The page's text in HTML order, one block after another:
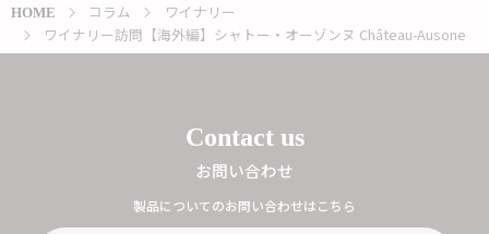
HOME コラム
ワイナリー
ワイナリー訪問【海外編】シャトー・オーゾンヌ Château-Ausone
Contact us
お問い合わせ
製品についてのお問い合わせはこちら